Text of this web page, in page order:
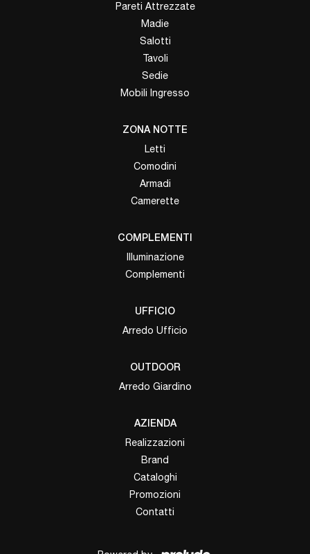
Pareti Attrezzate
Madie
Salotti
Tavoli
Sedie
Mobili Ingresso
ZONA NOTTE
Letti
Comodini
Armadi
Camerette
COMPLEMENTI
Illuminazione
Complementi
UFFICIO
Arredo Ufficio
OUTDOOR
Arredo Giardino
AZIENDA
Realizzazioni
Brand
Cataloghi
Promozioni
Contatti